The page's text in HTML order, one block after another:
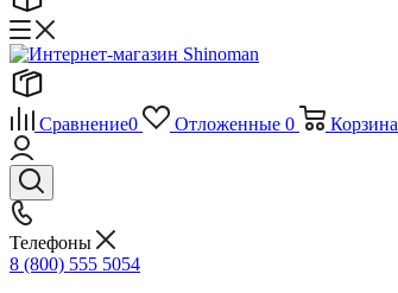
Сравнение0 Отложенные 0 Корзина
Телефоны
8 (800) 555 5054